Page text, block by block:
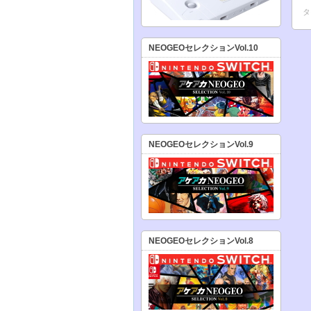
NEOGEOセレクションVol.10
NEOGEOセレクションVol.9
NEOGEOセレクションVol.8